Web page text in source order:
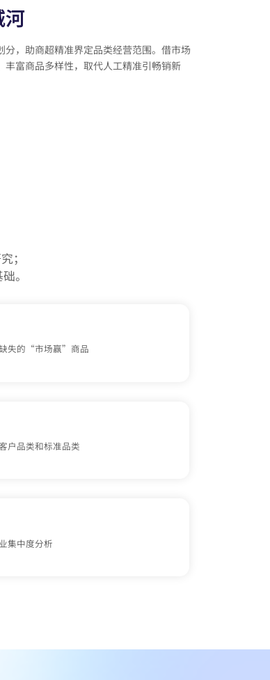
，助商超精准界定品类经营范围。借市场
富商品多样性，取代人工精准引畅销新
；
。
失的“市场赢”商品
户品类和标准品类
集中度分析